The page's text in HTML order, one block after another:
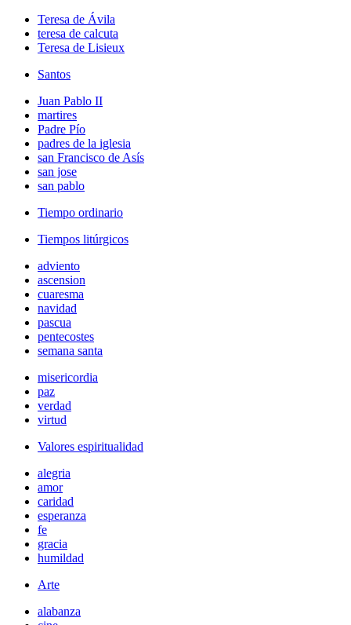
Teresa de Ávila
teresa de calcuta
Teresa de Lisieux
Santos
Juan Pablo II
martires
Padre Pío
padres de la iglesia
san Francisco de Asís
san jose
san pablo
Tiempo ordinario
Tiempos litúrgicos
adviento
ascension
cuaresma
navidad
pascua
pentecostes
semana santa
misericordia
paz
verdad
virtud
Valores espiritualidad
alegria
amor
caridad
esperanza
fe
gracia
humildad
Arte
alabanza